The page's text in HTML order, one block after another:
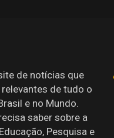
de notícias que
de tudo o
e no Mundo.
saber sobre a
Pesquisa e